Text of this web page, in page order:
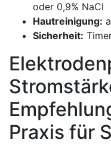
oder 0,9%⁢ NaCl
Hautreinigung:
Sicherheit:
Praxis für